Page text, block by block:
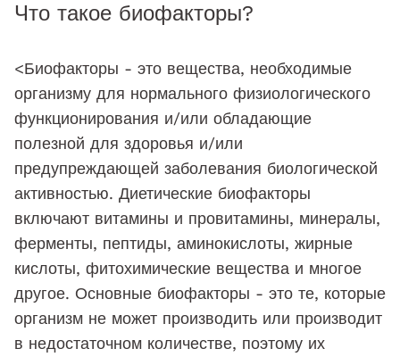
Что такое биофакторы?
<Биофакторы - это вещества, необходимые
организму для нормального физиологического
функционирования и/или обладающие
полезной для здоровья и/или
предупреждающей заболевания биологической
активностью. Диетические биофакторы
включают витамины и провитамины, минералы,
ферменты, пептиды, аминокислоты, жирные
кислоты, фитохимические вещества и многое
другое. Основные биофакторы - это те, которые
организм не может производить или производит
в недостаточном количестве, поэтому их